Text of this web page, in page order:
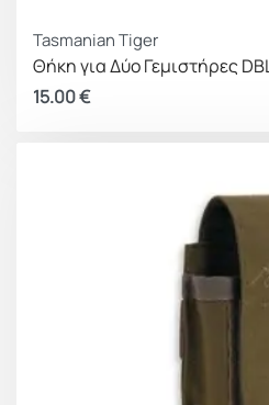
Tasmanian Tiger
Θήκη για Δύο Γεμιστήρες
15.00€